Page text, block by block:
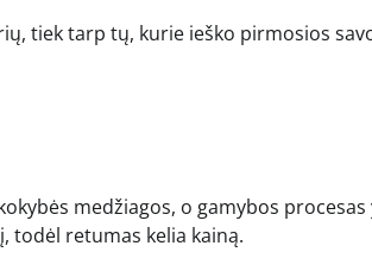
tiek tarp tų, kurie ieško pirmosios
medžiagos, o gamybos
todėl retumas kelia kainą.